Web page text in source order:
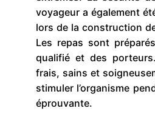
voyageur a également
lors de la construction
Les repas sont
qualifié et des
frais, sains et
stimuler l’organisme
éprouvante.